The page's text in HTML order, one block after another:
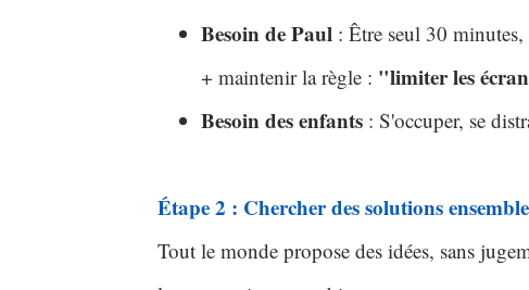
Besoin de Paul : Être seul 30
+ maintenir la règle : "limiter les
Besoin des enfants : S'occuper, se
Étape 2 : Chercher des solutions ensemble
Tout le monde propose des idées, sans